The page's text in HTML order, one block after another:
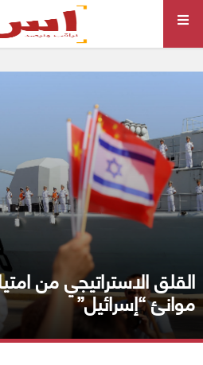
القلق الاستراتيجي من
موانئ “إسرائيل”